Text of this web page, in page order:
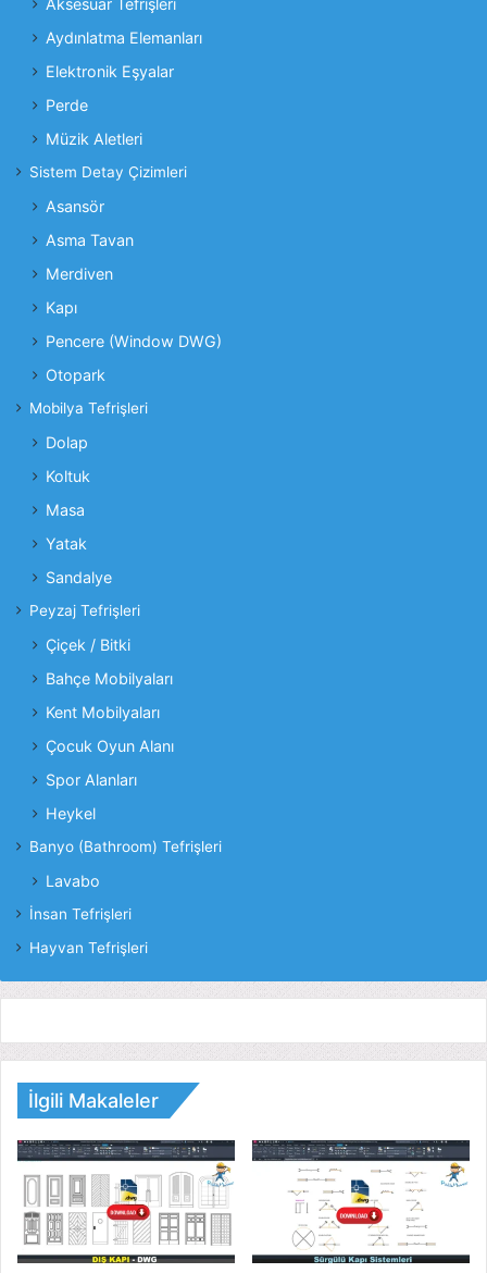
Aksesuar Tefrişleri
Aydınlatma Elemanları
Elektronik Eşyalar
Perde
Müzik Aletleri
Sistem Detay Çizimleri
Asansör
Asma Tavan
Merdiven
Kapı
Pencere (Window DWG)
Otopark
Mobilya Tefrişleri
Dolap
Koltuk
Masa
Yatak
Sandalye
Peyzaj Tefrişleri
Çiçek / Bitki
Bahçe Mobilyaları
Kent Mobilyaları
Çocuk Oyun Alanı
Spor Alanları
Heykel
Banyo (Bathroom) Tefrişleri
Lavabo
İnsan Tefrişleri
Hayvan Tefrişleri
İlgili Makaleler